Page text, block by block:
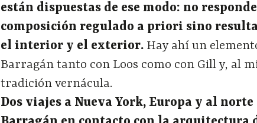
están dispuestas de ese modo: no
composición regulado a priori sino
el interior y el exterior. Hay ahí un
Barragán tanto con Loos como con Gill y, al
tradición vernácula.
Dos viajes a Nueva York, Europa y al